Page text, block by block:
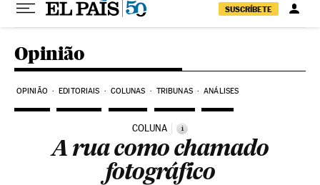
SUSCRÍBETE
Opinião
OPINIÃO EDITORIAIS COLUNAS TRIBUNAS ANÁLISES
COLUNA i
A rua como chamado
fotográfico